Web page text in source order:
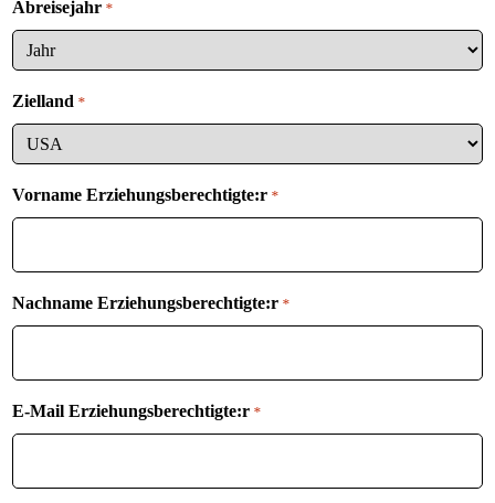
Abreisejahr *
Zielland *
Vorname Erziehungsberechtigte:r *
Nachname Erziehungsberechtigte:r *
E-Mail Erziehungsberechtigte:r *